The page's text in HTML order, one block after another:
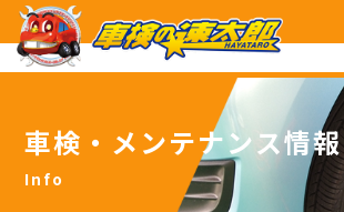
車検・メンテナンス情報